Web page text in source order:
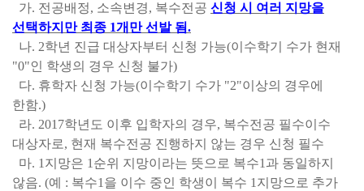
가. 전공배정, 소속변경, 복수전공 신청 시 여러 지망을
선택하지만 최종 1개만 선발 됨.
나. 2학년 진급 대상자부터 신청 가능(이수학기 수가 현재
"0"인 학생의 경우 신청 불가)
다. 휴학자 신청 가능(이수학기 수가 "2"이상의 경우에
한함.)
라. 2017학년도 이후 입학자의 경우, 복수전공 필수이수
대상자로, 현재 복수전공 진행하지 않는 경우 신청 필수
마. 1지망은 1순위 지망이라는 뜻으로 복수1과 동일하지
않음. (예 : 복수1을 이수 중인 학생이 복수 1지망으로 추가